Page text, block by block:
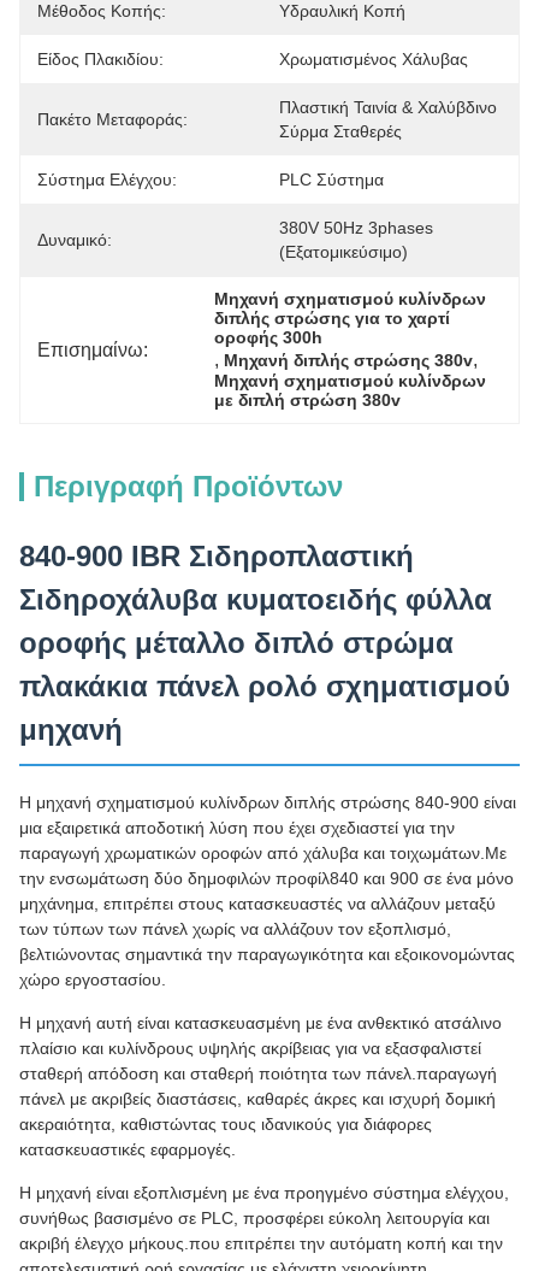
Μέθοδος Κοπής: Υδραυλική Κοπή
Είδος Πλακιδίου: Χρωματισμένος Χάλυβας
Πακέτο Μεταφοράς:
Πλαστική Ταινία & Χαλύβδινο
Σύρμα Σταθερές
Σύστημα Ελέγχου: PLC Σύστημα
Δυναμικό:
380V 50Hz 3phases
(εξατομικεύσιμο)
Επισημαίνω:
Μηχανή σχηματισμού κυλίνδρων
διπλής στρώσης για το χαρτί
οροφής 300h
, Μηχανή διπλής στρώσης 380v,
Μηχανή σχηματισμού κυλίνδρων
με διπλή στρώση 380v
Περιγραφή Προϊόντων
840-900 IBR Σιδηροπλαστική
Σιδηροχάλυβα κυματοειδής φύλλα
οροφής μέταλλο διπλό στρώμα
πλακάκια πάνελ ρολό σχηματισμού
μηχανή
Η μηχανή σχηματισμού κυλίνδρων διπλής στρώσης 840-900 είναι
μια εξαιρετικά αποδοτική λύση που έχει σχεδιαστεί για την
παραγωγή χρωματικών οροφών από χάλυβα και τοιχωμάτων.Με
την ενσωμάτωση δύο δημοφιλών προφίλ840 και 900 σε ένα μόνο
μηχάνημα, επιτρέπει στους κατασκευαστές να αλλάζουν μεταξύ
των τύπων των πάνελ χωρίς να αλλάζουν τον εξοπλισμό,
βελτιώνοντας σημαντικά την παραγωγικότητα και εξοικονομώντας
χώρο εργοστασίου.
Η μηχανή αυτή είναι κατασκευασμένη με ένα ανθεκτικό ατσάλινο
πλαίσιο και κυλίνδρους υψηλής ακρίβειας για να εξασφαλιστεί
σταθερή απόδοση και σταθερή ποιότητα των πάνελ.παραγωγή
πάνελ με ακριβείς διαστάσεις, καθαρές άκρες και ισχυρή δομική
ακεραιότητα, καθιστώντας τους ιδανικούς για διάφορες
κατασκευαστικές εφαρμογές.
Η μηχανή είναι εξοπλισμένη με ένα προηγμένο σύστημα ελέγχου,
συνήθως βασισμένο σε PLC, προσφέρει εύκολη λειτουργία και
ακριβή έλεγχο μήκους.που επιτρέπει την αυτόματη κοπή και την